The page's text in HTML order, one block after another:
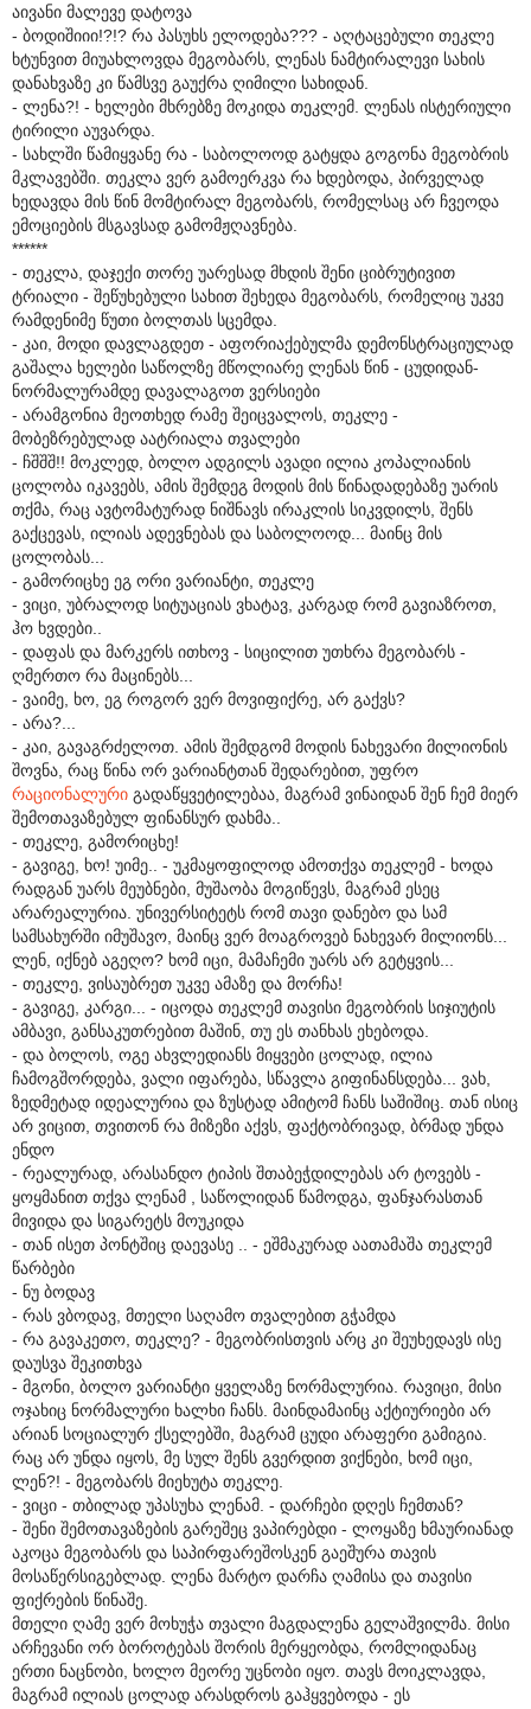
აივანი მალევე დატოვა
- ბოდიშიიი!?!? რა პასუხს ელოდება??? - აღტაცებული თეკლე
ხტუნვით მიუახლოვდა მეგობარს, ლენას ნამტირალევი სახის
დანახვაზე კი წამსვე გაუქრა ღიმილი სახიდან.
- ლენა?! - ხელები მხრებზე მოკიდა თეკლემ. ლენას ისტერიული
ტირილი აუვარდა.
- სახლში წამიყვანე რა - საბოლოოდ გატყდა გოგონა მეგობრის
მკლავებში. თეკლა ვერ გამოერკვა რა ხდებოდა, პირველად
ხედავდა მის წინ მომტირალ მეგობარს, რომელსაც არ ჩვეოდა
ემოციების მსგავსად გამომჟღავნება.
******
- თეკლა, დაჯექი თორე უარესად მხდის შენი ციბრუტივით
ტრიალი - შეწუხებული სახით შეხედა მეგობარს, რომელიც უკვე
რამდენიმე წუთი ბოლთას სცემდა.
- კაი, მოდი დავლაგდეთ - აფორიაქებულმა დემონსტრაციულად
გაშალა ხელები საწოლზე მწოლიარე ლენას წინ - ცუდიდან-
ნორმალურამდე დავალაგოთ ვერსიები
- არამგონია მეოთხედ რამე შეიცვალოს, თეკლე -
მობეზრებულად აატრიალა თვალები
- ჩშშშ!! მოკლედ, ბოლო ადგილს ავადი ილია კოპალიანის
ცოლობა იკავებს, ამის შემდეგ მოდის მის წინადადებაზე უარის
თქმა, რაც ავტომატურად ნიშნავს ირაკლის სიკვდილს, შენს
გაქცევას, ილიას ადევნებას და საბოლოოდ... მაინც მის
ცოლობას...
- გამორიცხე ეგ ორი ვარიანტი, თეკლე
- ვიცი, უბრალოდ სიტუაციას ვხატავ, კარგად რომ გავიაზროთ,
ჰო ხვდები..
- დაფას და მარკერს ითხოვ - სიცილით უთხრა მეგობარს -
ღმერთო რა მაცინებს...
- ვაიმე, ხო, ეგ როგორ ვერ მოვიფიქრე, არ გაქვს?
- არა?...
- კაი, გავაგრძელოთ. ამის შემდგომ მოდის ნახევარი მილიონის
შოვნა, რაც წინა ორ ვარიანტთან შედარებით, უფრო
რაციონალური გადაწყვეტილებაა, მაგრამ ვინაიდან შენ ჩემ მიერ
შემოთავაზებულ ფინანსურ დახმა..
- თეკლე, გამორიცხე!
- გავიგე, ხო! უიმე.. - უკმაყოფილოდ ამოთქვა თეკლემ - ხოდა
რადგან უარს მეუბნები, მუშაობა მოგიწევს, მაგრამ ესეც
არარეალურია. უნივერსიტეტს რომ თავი დანებო და სამ
სამსახურში იმუშავო, მაინც ვერ მოაგროვებ ნახევარ მილიონს...
ლენ, იქნებ აგეღო? ხომ იცი, მამაჩემი უარს არ გეტყვის...
- თეკლე, ვისაუბრეთ უკვე ამაზე და მორჩა!
- გავიგე, კარგი... - იცოდა თეკლემ თავისი მეგობრის სიჯიუტის
ამბავი, განსაკუთრებით მაშინ, თუ ეს თანხას ეხებოდა.
- და ბოლოს, ოგე ახვლედიანს მიყვები ცოლად, ილია
ჩამოგშორდება, ვალი იფარება, სწავლა გიფინანსდება... ვახ,
ზედმეტად იდეალურია და ზუსტად ამიტომ ჩანს საშიშიც. თან ისიც
არ ვიცით, თვითონ რა მიზეზი აქვს, ფაქტობრივად, ბრმად უნდა
ენდო
- რეალურად, არასანდო ტიპის შთაბეჭდილებას არ ტოვებს -
ყოყმანით თქვა ლენამ , საწოლიდან წამოდგა, ფანჯარასთან
მივიდა და სიგარეტს მოუკიდა
- თან ისეთ პონტშიც დაევასე .. - ეშმაკურად აათამაშა თეკლემ
წარბები
- ნუ ბოდავ
- რას ვბოდავ, მთელი საღამო თვალებით გჭამდა
- რა გავაკეთო, თეკლე? - მეგობრისთვის არც კი შეუხედავს ისე
დაუსვა შეკითხვა
- მგონი, ბოლო ვარიანტი ყველაზე ნორმალურია. რავიცი, მისი
ოჯახიც ნორმალური ხალხი ჩანს. მაინდამაინც აქტიურიები არ
არიან სოციალურ ქსელებში, მაგრამ ცუდი არაფერი გამიგია.
რაც არ უნდა იყოს, მე სულ შენს გვერდით ვიქნები, ხომ იცი,
ლენ?! - მეგობარს მიეხუტა თეკლე.
- ვიცი - თბილად უპასუხა ლენამ. - დარჩები დღეს ჩემთან?
- შენი შემოთავაზების გარეშეც ვაპირებდი - ლოყაზე ხმაურიანად
აკოცა მეგობარს და საპირფარეშოსკენ გაეშურა თავის
მოსაწერსიგებლად. ლენა მარტო დარჩა ღამისა და თავისი
ფიქრების წინაშე.
მთელი ღამე ვერ მოხუჭა თვალი მაგდალენა გელაშვილმა. მისი
არჩევანი ორ ბოროტებას შორის მერყეობდა, რომლიდანაც
ერთი ნაცნობი, ხოლო მეორე უცნობი იყო. თავს მოიკლავდა,
მაგრამ ილიას ცოლად არასდროს გაჰყვებოდა - ეს